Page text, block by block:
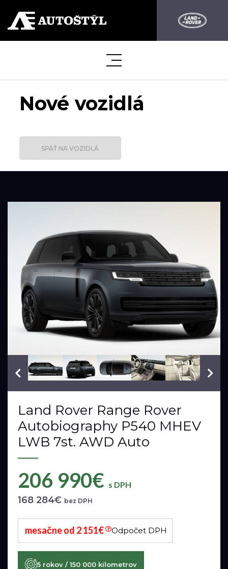
Nové vozidlá
SPÄŤ NA VOZIDLÁ
VIN: LR29
Land Rover Range Rover
Autobiography P540 MHEV
LWB 7st. AWD Auto
206 990€ s DPH
168 284€ bez DPH
mesačne od 2 151€ Odpočet DPH
5 rokov / 150 000 kilometrov